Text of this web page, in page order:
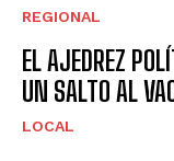
REGIONAL
EL AJEDREZ
UN SALTO AL
LOCAL